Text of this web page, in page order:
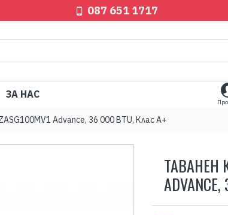
087 651 1717
ЗА НАС
Advance, 36 000 BTU, Клас A+
ТАВАНЕН